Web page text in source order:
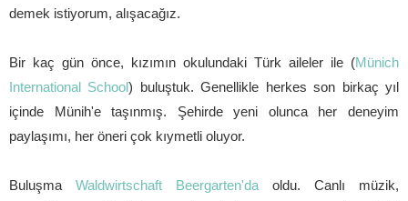
demek istiyorum, alışacağız.
Bir kaç gün önce, kızımın okulundaki Türk aileler ile (Münich
International School) buluştuk. Genellikle herkes son birkaç yıl
içinde Münih'e taşınmış. Şehirde yeni olunca her deneyim
paylaşımı, her öneri çok kıymetli oluyor.
Buluşma Waldwirtschaft Beergarten'da oldu. Canlı müzik,